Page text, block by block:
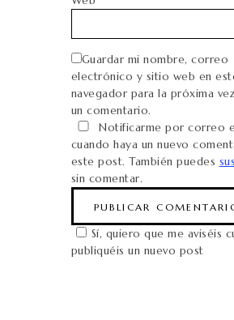
Guardar mi nombre, correo
electrónico y sitio web en
navegador para la próxima
un comentario.
Notificarme por correo
cuando haya un nuevo
este post. También puedes
sin comentar.
Sí, quiero que me aviséis
publiquéis un nuevo post